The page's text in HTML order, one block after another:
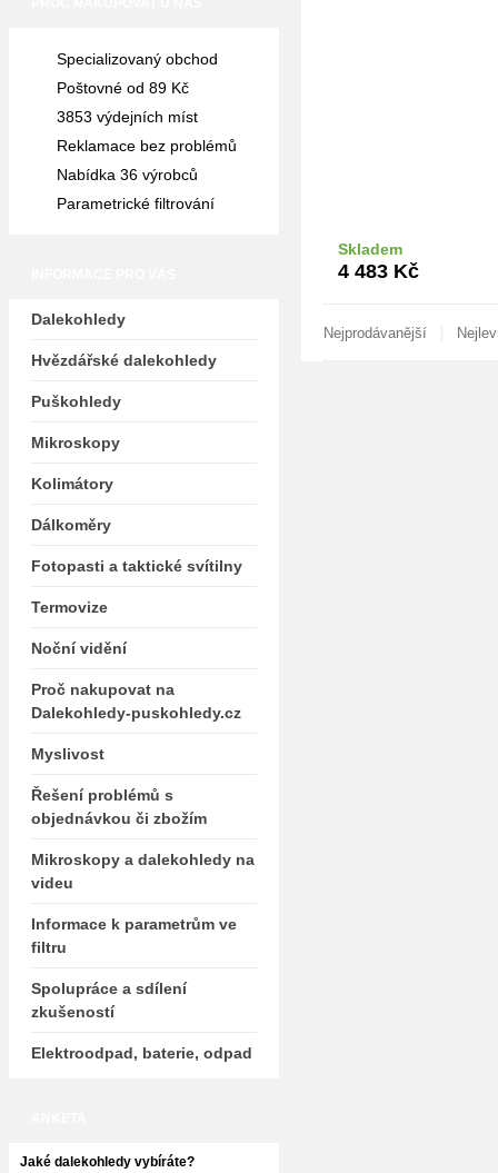
Skladem
4 483 Kč
Nejprodávanější
Specializovaný obchod
Poštovné od 89 Kč
3853 výdejních míst
Reklamace bez problémů
Nabídka 36 výrobců
Parametrické filtrování
Dalekohledy
Hvězdářské dalekohledy
Puškohledy
Mikroskopy
Kolimátory
Dálkoměry
Fotopasti a taktické svítilny
Termovize
Noční vidění
Proč nakupovat na
Dalekohledy-puskohledy.cz
Myslivost
Řešení problémů s
objednávkou či zbožím
Mikroskopy a dalekohledy na
videu
Informace k parametrům ve
filtru
Spolupráce a sdílení
zkušeností
Elektroodpad, baterie, odpad
Jaké dalekohledy vybíráte?